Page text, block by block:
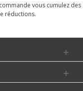
vous cumulez des
réductions.